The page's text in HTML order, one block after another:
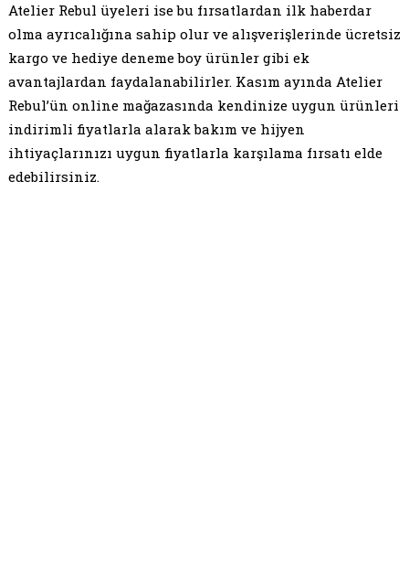
Atelier Rebul üyeleri ise bu fırsatlardan ilk haberdar
olma ayrıcalığına sahip olur ve alışverişlerinde ücretsiz
kargo ve hediye deneme boy ürünler gibi ek
avantajlardan faydalanabilirler. Kasım ayında Atelier
Rebul’ün online mağazasında kendinize uygun ürünleri
indirimli fiyatlarla alarak bakım ve hijyen
ihtiyaçlarınızı uygun fiyatlarla karşılama fırsatı elde
edebilirsiniz.